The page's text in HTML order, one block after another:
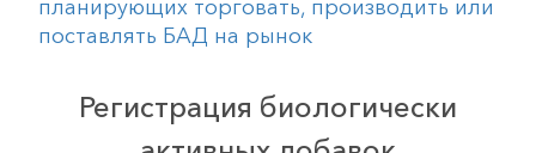
планирующих торговать, производить или
поставлять БАД на рынок
Регистрация биологически